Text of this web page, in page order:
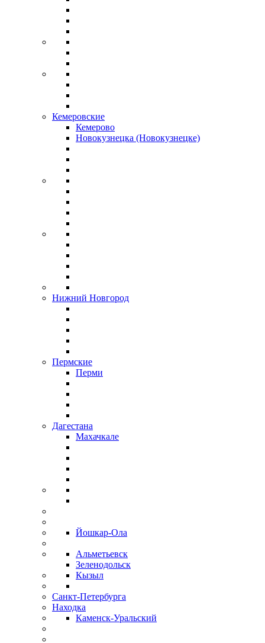
Кемеровские
Кемерово
Новокузнецка (Новокузнецке)
Нижний Новгород
Пермские
Перми
Дагестана
Махачкале
Йошкар-Ола
Альметьевск
Зеленодольск
Кызыл
Санкт-Петербурга
Находка
Каменск-Уральский